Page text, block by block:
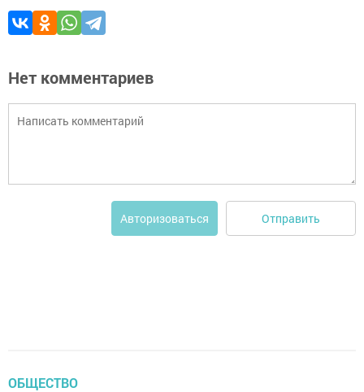
Нет комментариев
Авторизоваться Отправить
ОБЩЕСТВО